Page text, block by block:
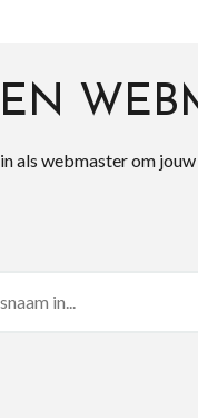
als webmaster om